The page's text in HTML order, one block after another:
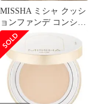
MISSHA ミシャ クッシ
ョンファンデ コンシー
ラー 下地 3点セット
新品